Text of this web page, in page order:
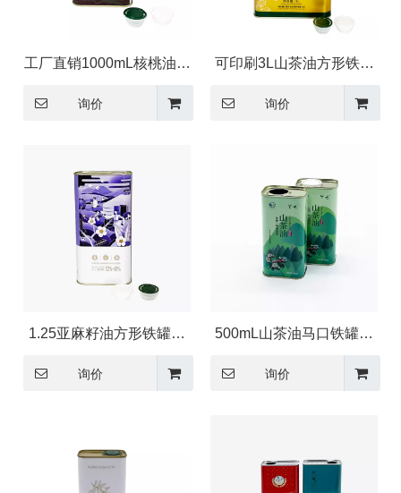
工厂直销1000mL核桃油方
询价
可印刷3L山茶油方形铁罐
询价
1.25亚麻籽油方形铁罐包
询价
500mL山茶油马口铁罐包
询价